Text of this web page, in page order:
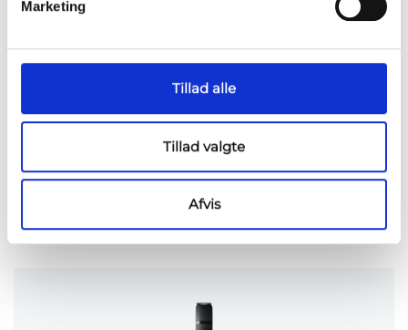
Marketing
Tillad alle
Tillad valgte
Afvis